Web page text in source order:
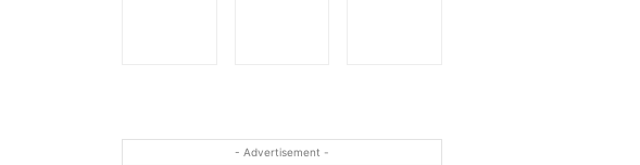
- Advertisement -